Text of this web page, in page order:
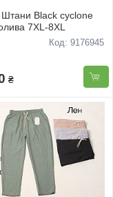
Black cyclone
7XL-8XL
Код: 9176945
₴